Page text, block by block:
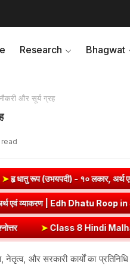
Research Bhagwat
और सूर्य ग्रह
अर्थ एवं व्याकरण | Hri Dhatu
➤एध् धातु रूप - १० लकार, अर्थ एवं
Chapter 2 Do Gauraiya | दो
नेतृत्व, और सरकारी कार्यों का